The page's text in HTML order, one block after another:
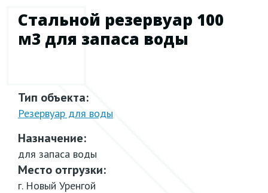
Стальной резервуар 100
м3 для запаса воды
Тип объекта:
Резервуар для воды
Назначение:
для запаса воды
Место отгрузки:
г. Новый Уренгой